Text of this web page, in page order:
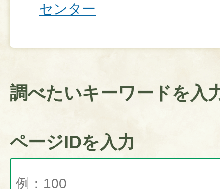
センター
調べたいキーワードを入
ページIDを入力